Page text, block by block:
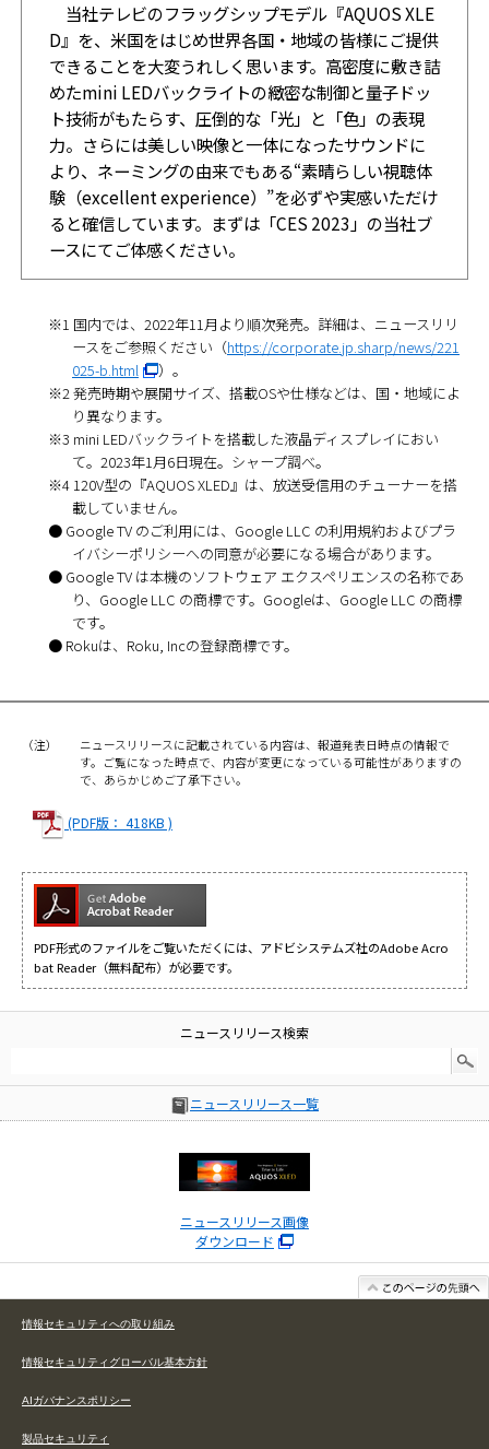
当社テレビのフラッグシップモデル『AQUOS XLE
D』を、米国をはじめ世界各国・地域の皆様にご提供
できることを大変うれしく思います。高密度に敷き詰
めたmini LEDバックライトの緻密な制御と量子ドッ
ト技術がもたらす、圧倒的な「光」と「色」の表現
力。さらには美しい映像と一体になったサウンドに
より、ネーミングの由来でもある“素晴らしい視聴体
験（excellent experience）”を必ずや実感いただけ
ると確信しています。まずは「CES 2023」の当社ブ
ースにてご体感ください。
※1 国内では、2022年11月より順次発売。詳細は、ニュースリリ
ースをご参照ください（https://corporate.jp.sharp/news/221
025-b.html
）。
※2 発売時期や展開サイズ、搭載OSや仕様などは、国・地域によ
り異なります。
※3 mini LEDバックライトを搭載した液晶ディスプレイにおい
て。2023年1月6日現在。シャープ調べ。
※4 120V型の『AQUOS XLED』は、放送受信用のチューナーを搭
載していません。
● Google TV のご利用には、Google LLC の利用規約およびプラ
イバシーポリシーへの同意が必要になる場合があります。
● Google TV は本機のソフトウェア エクスペリエンスの名称であ
り、Google LLC の商標です。Googleは、Google LLC の商標
です。
● Rokuは、Roku, Incの登録商標です。
（注）
ニュースリリースに記載されている内容は、報道発表日時点の情報で
す。ご覧になった時点で、内容が変更になっている可能性がありますの
で、あらかじめご了承下さい。
(PDF版： 418KB )
PDF形式のファイルをご覧いただくには、アドビシステムズ社のAdobe Acro
bat Reader（無料配布）が必要です。
ニュースリリース検索
ニュースリリース一覧
ニュースリリース画像
ダウンロード
情報セキュリティへの取り組み
情報セキュリティグローバル基本方針
AIガバナンスポリシー
製品セキュリティ